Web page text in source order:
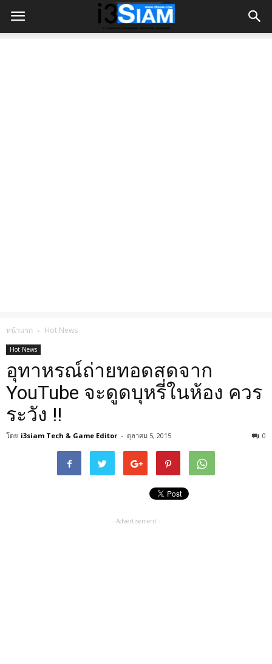
หน้าแรก Hot News
Hot News
อุทาหรณ์ถ่ายทอดสดจาก
YouTube จะดูดบุหรี่ในห้อง ควร
ระวัง !!
โดย i3siam Tech & Game Editor - ตุลาคม 5, 2015 0
- Advertisement -